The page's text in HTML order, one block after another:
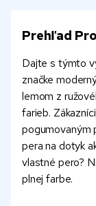
Prehľad
Dajte s týmto
značke
lemom z
farieb.
pogumovaným
pera na dotyk
vlastné pero?
plnej farbe.